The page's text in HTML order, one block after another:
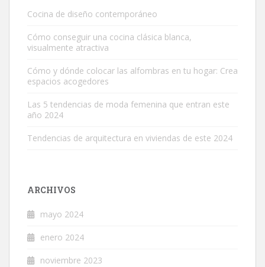
Cocina de diseño contemporáneo
Cómo conseguir una cocina clásica blanca,
visualmente atractiva
Cómo y dónde colocar las alfombras en tu hogar: Crea
espacios acogedores
Las 5 tendencias de moda femenina que entran este
año 2024
Tendencias de arquitectura en viviendas de este 2024
ARCHIVOS
mayo 2024
enero 2024
noviembre 2023